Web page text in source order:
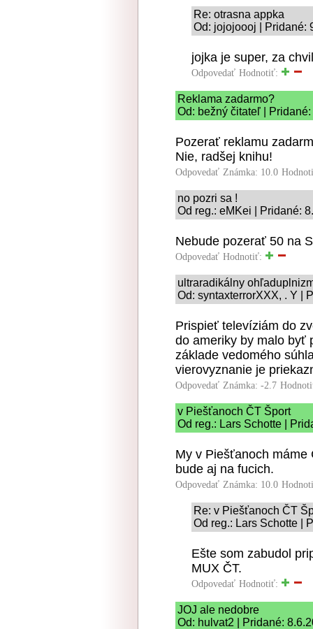
Re: otrasna appka
Od: jojojoooj | Pridané:
jojka je super, za
Odpovedať Hodnotiť:
Reklama zadarmo?
Od: bežný čitateľ |
Pozerať reklamu
Nie, radšej knihu!
Odpovedať Známka: 10.0
no pozri sa !
Od reg.: eMKei | Pridané:
Nebude pozerať 50 na
Odpovedať Hodnotiť:
ultraradikálny
Od: syntaxterrorXXX, . Y |
Prispieť televíziám do
do ameriky by malo byť
základe vedomého
vierovyznanie je
Odpovedať Známka: -2.7
v Piešťanoch ČT Šport
Od reg.: Lars Schotte |
My v Piešťanoch máme
bude aj na fucich.
Odpovedať Známka: 10.0
Re: v Piešťanoch ČT
Od reg.: Lars Schotte |
Ešte som zabudol
MUX ČT.
Odpovedať Hodnotiť:
JOJ ale nedobre
Od: hulvat2 | Pridané: